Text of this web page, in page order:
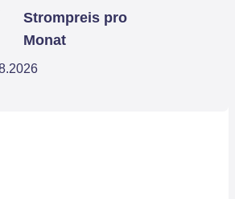
Strompreis pro
Monat